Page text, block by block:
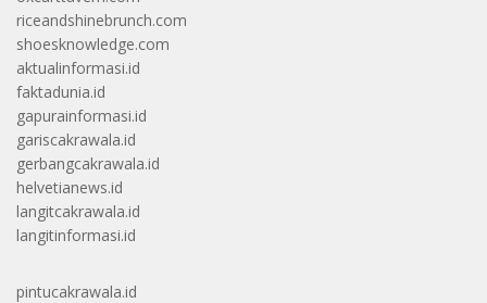
riceandshinebrunch.com
shoesknowledge.com
aktualinformasi.id
faktadunia.id
gapurainformasi.id
gariscakrawala.id
gerbangcakrawala.id
helvetianews.id
langitcakrawala.id
langitinformasi.id
pintucakrawala.id